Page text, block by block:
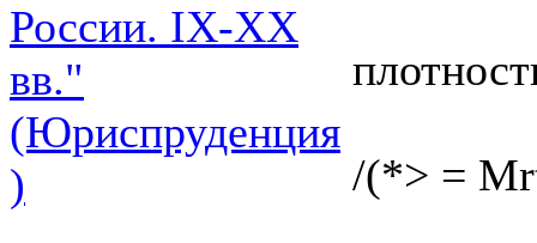
России. IХ-ХХ
вв."
(Юриспруденция
)
/(*> =